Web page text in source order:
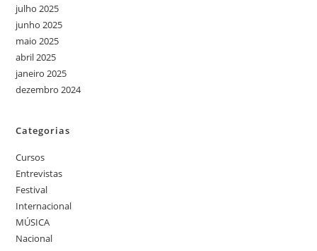
julho 2025
junho 2025
maio 2025
abril 2025
janeiro 2025
dezembro 2024
Categorias
Cursos
Entrevistas
Festival
Internacional
MÚSICA
Nacional